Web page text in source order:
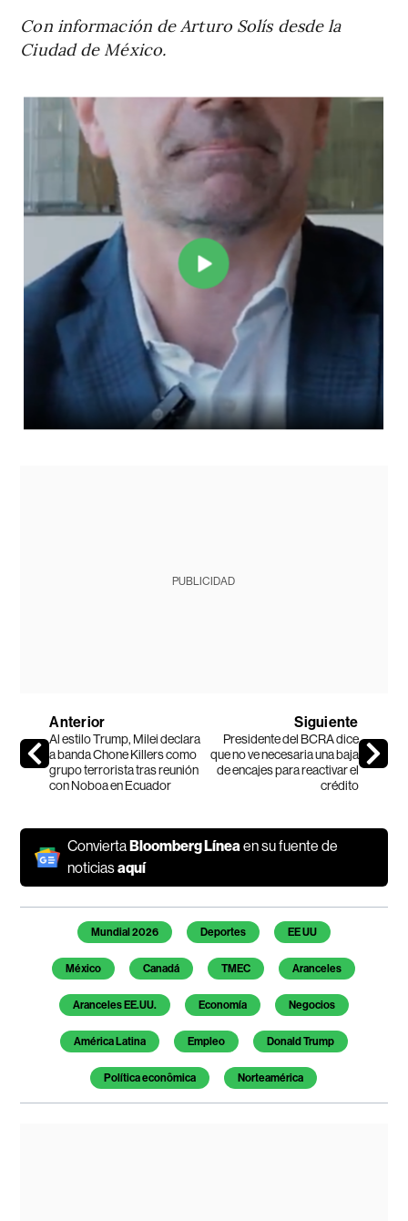
Con información de Arturo Solís desde la
Ciudad de México.
PUBLICIDAD
Anterior
Al estilo Trump, Milei declara
a banda Chone Killers como
grupo terrorista tras reunión
con Noboa en Ecuador
Siguiente
Presidente del BCRA dice
que no ve necesaria una baja
de encajes para reactivar el
crédito
ConviertaBloomberg Líneaen su fuente de
noticiasaquí
Temas de este artículo
Mundial 2026 Deportes EE UU
México Canadá TMEC Aranceles
Aranceles EE.UU. Economía Negocios
América Latina Empleo Donald Trump
Política econômica Norteamérica